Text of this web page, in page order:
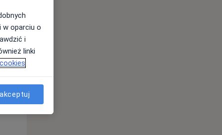
Wt,
w oparciu o
i
linki